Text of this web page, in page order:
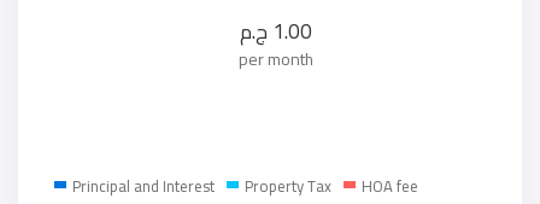
1.00 ج.م
per month
Principal and Interest Property Tax HOA fee